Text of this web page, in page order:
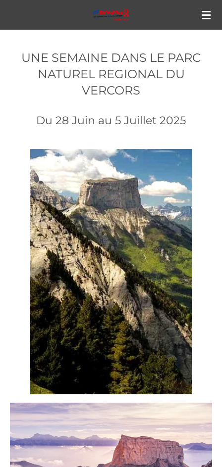
principal
UNE SEMAINE DANS LE PARC
NATUREL REGIONAL DU
VERCORS
Du 28 Juin au 5 Juillet 2025